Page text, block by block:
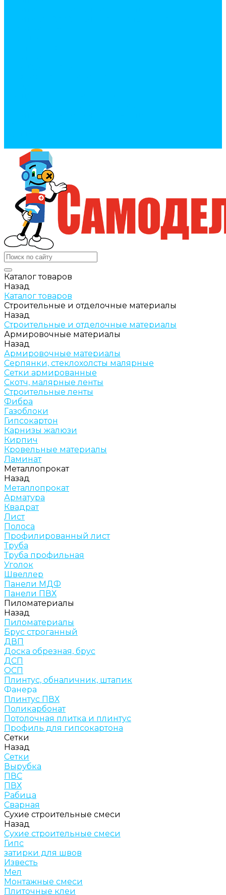
Каталог товаров
Назад
Каталог товаров
Строительные и отделочные материалы
Назад
Строительные и отделочные материалы
Армировочные материалы
Назад
Армировочные материалы
Серпянки, стеклохолсты малярные
Сетки армированные
Скотч, малярные ленты
Строительные ленты
Фибра
Газоблоки
Гипсокартон
Карнизы жалюзи
Кирпич
Кровельные материалы
Ламинат
Металлопрокат
Назад
Металлопрокат
Арматура
Квадрат
Лист
Полоса
Профилированный лист
Труба
Труба профильная
Уголок
Швеллер
Панели МДФ
Панели ПВХ
Пиломатериалы
Назад
Пиломатериалы
Брус строганный
ДВП
Доска обрезная, брус
ДСП
ОСП
Плинтус, обналичник, штапик
Фанера
Плинтус ПВХ
Поликарбонат
Потолочная плитка и плинтус
Профиль для гипсокартона
Сетки
Назад
Сетки
Вырубка
ПВС
ПВХ
Рабица
Сварная
Сухие строительные смеси
Назад
Сухие строительные смеси
Гипс
затирки для швов
Известь
Мел
Монтажные смеси
Плиточные клеи